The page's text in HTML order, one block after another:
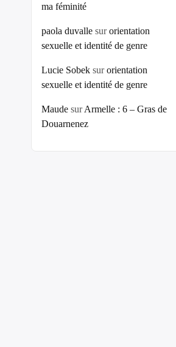
ma féminité
paola duvalle surorientation
sexuelle et identité de genre
Lucie Sobek surorientation
sexuelle et identité de genre
Maude surArmelle : 6 – Gras de
Douarnenez